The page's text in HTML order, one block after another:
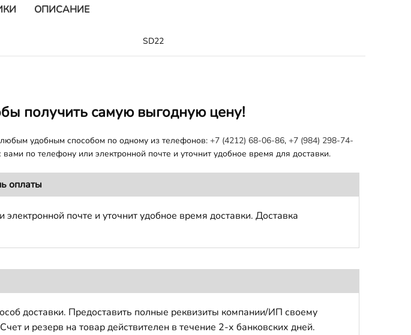
ОПИСАНИЕ
SD22
получить самую выгодную цену!
удобным способом по одному из телефонов: +7 (4212) 68-06-86, +7 (984) 298-74-
по телефону или электронной почте и уточнит удобное время для доставки.
оплаты
почте и уточнит удобное время доставки. Доставка
доставки. Предоставить полные реквизиты компании/ИП своему
и резерв на товар действителен в течение 2-х банковских дней.